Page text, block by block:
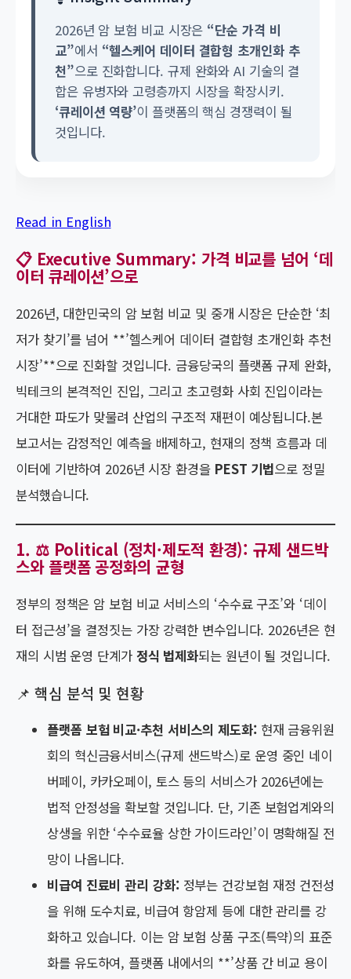
2026년 암 보험 비교 시장은 “단순 가격 비
교”에서 “헬스케어 데이터 결합형 초개인화 추
천”으로 진화합니다. 규제 완화와 AI 기술의 결
합은 유병자와 고령층까지 시장을 확장시키.
‘큐레이션 역량’이 플랫폼의 핵심 경쟁력이 될
것입니다.
Read in English
📋 Executive Summary: 가격 비교를 넘어 ‘데
이터 큐레이션’으로
2026년, 대한민국의 암 보험 비교 및 중개 시장은 단순한 ‘최
저가 찾기’를 넘어 **’헬스케어 데이터 결합형 초개인화 추천
시장’**으로 진화할 것입니다. 금융당국의 플랫폼 규제 완화,
빅테크의 본격적인 진입, 그리고 초고령화 사회 진입이라는
거대한 파도가 맞물려 산업의 구조적 재편이 예상됩니다.본
보고서는 감정적인 예측을 배제하고, 현재의 정책 흐름과 데
이터에 기반하여 2026년 시장 환경을 PEST 기법으로 정밀
분석했습니다.
1. ⚖️ Political (정치·제도적 환경): 규제 샌드박
스와 플랫폼 공정화의 균형
정부의 정책은 암 보험 비교 서비스의 ‘수수료 구조’와 ‘데이
터 접근성’을 결정짓는 가장 강력한 변수입니다. 2026년은 현
재의 시범 운영 단계가 정식 법제화되는 원년이 될 것입니다.
📌 핵심 분석 및 현황
플랫폼 보험 비교·추천 서비스의 제도화:현재 금융위원
회의 혁신금융서비스(규제 샌드박스)로 운영 중인 네이
버페이, 카카오페이, 토스 등의 서비스가 2026년에는
법적 안정성을 확보할 것입니다. 단, 기존 보험업계와의
상생을 위한 ‘수수료율 상한 가이드라인’이 명확해질 전
망이 나옵니다.
비급여 진료비 관리 강화:정부는 건강보험 재정 건전성
을 위해 도수치료, 비급여 항암제 등에 대한 관리를 강
화하고 있습니다. 이는 암 보험 상품 구조(특약)의 표준
화를 유도하여, 플랫폼 내에서의 **’상품 간 비교 용이